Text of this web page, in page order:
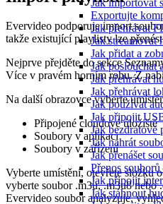
Jak importovat
Exportujte
Jak přehrávat
Jak
Jak přidat a
Jak poslouchat
Jak přehrávat
Jak přehrávat
Jak používat
Jak připojit
Jak bezdrátově
Jak nahrát
Jak přenášet
Přenos
Jak připojit
Jak stáhnout
Evervideo podporuje import
takže existující playlisty lze
Nejprve přejděte do sekce
Více v pravém horním rohu. Z
Na další obrazovce vyberte
Připojené cloudové úložiště
Soubory v aplikaci
Soubory v zařízení
Vyberte umístění, otevřete složku
vyberte soubor .m3u, .m3u8 nebo
Evervideo soubor analyzuje,